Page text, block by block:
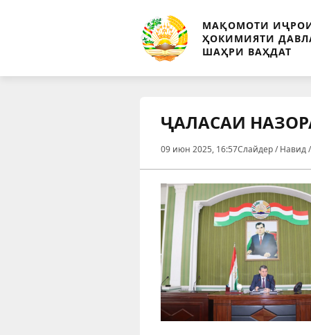
МАҚОМОТИ
ҲОКИМИЯТИ
ШАҲРИ ВАҲДАТ
ҶАЛАСАИ
09 июн 2025, 16:57Слайдер / Навид